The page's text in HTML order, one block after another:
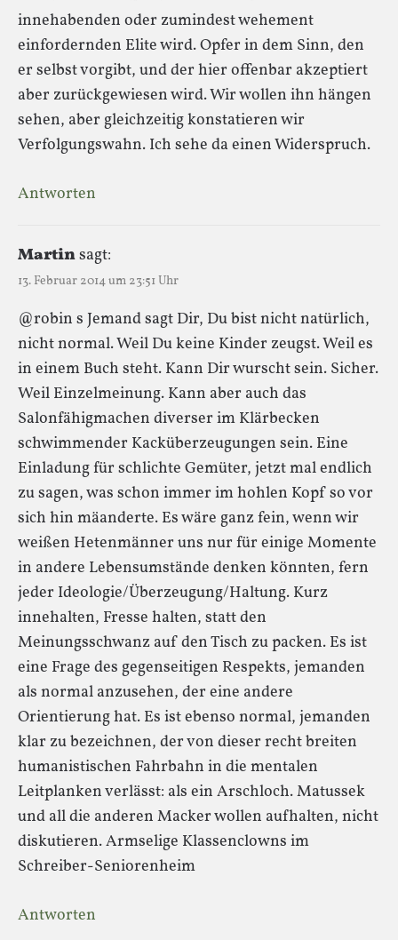
innehabenden oder zumindest wehement
einfordernden Elite wird. Opfer in dem Sinn, den
er selbst vorgibt, und der hier offenbar akzeptiert
aber zurückgewiesen wird. Wir wollen ihn hängen
sehen, aber gleichzeitig konstatieren wir
Verfolgungswahn. Ich sehe da einen Widerspruch.
Antworten
Martinsagt:
13. Februar 2014 um 23:51 Uhr
@robin s Jemand sagt Dir, Du bist nicht natürlich,
nicht normal. Weil Du keine Kinder zeugst. Weil es
in einem Buch steht. Kann Dir wurscht sein. Sicher.
Weil Einzelmeinung. Kann aber auch das
Salonfähigmachen diverser im Klärbecken
schwimmender Kacküberzeugungen sein. Eine
Einladung für schlichte Gemüter, jetzt mal endlich
zu sagen, was schon immer im hohlen Kopf so vor
sich hin mäanderte. Es wäre ganz fein, wenn wir
weißen Hetenmänner uns nur für einige Momente
in andere Lebensumstände denken könnten, fern
jeder Ideologie/Überzeugung/Haltung. Kurz
innehalten, Fresse halten, statt den
Meinungsschwanz auf den Tisch zu packen. Es ist
eine Frage des gegenseitigen Respekts, jemanden
als normal anzusehen, der eine andere
Orientierung hat. Es ist ebenso normal, jemanden
klar zu bezeichnen, der von dieser recht breiten
humanistischen Fahrbahn in die mentalen
Leitplanken verlässt: als ein Arschloch. Matussek
und all die anderen Macker wollen aufhalten, nicht
diskutieren. Armselige Klassenclowns im
Schreiber-Seniorenheim
Antworten